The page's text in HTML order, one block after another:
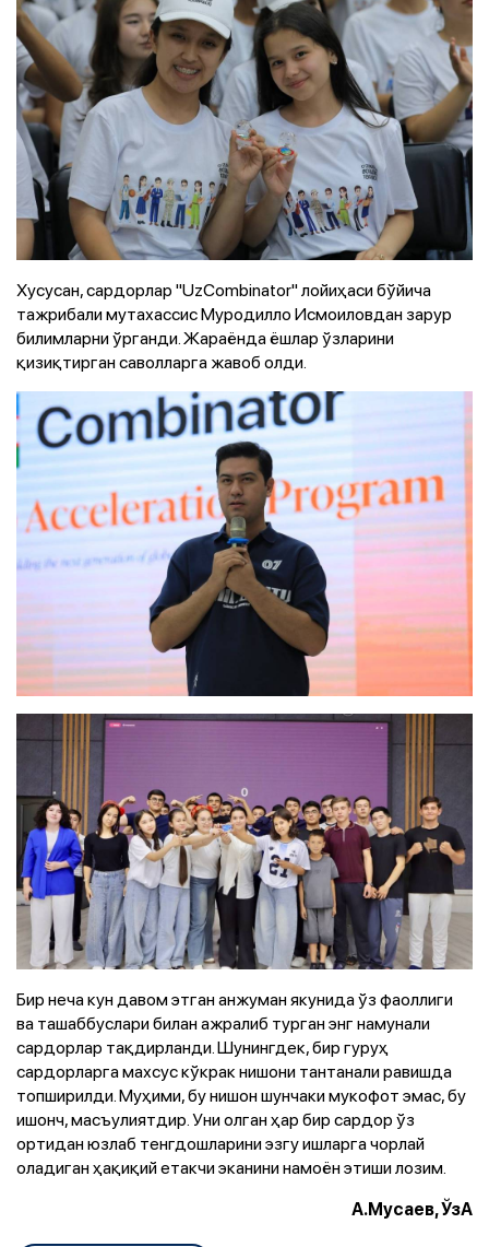
Хусусан, сардорлар "UzCombinator" лойиҳаси бўйича
тажрибали мутахассис Муродилло Исмоиловдан зарур
билимларни ўрганди. Жараёнда ёшлар ўзларини
қизиқтирган саволларга жавоб олди.
Бир неча кун давом этган анжуман якунида ўз фаоллиги
ва ташаббуслари билан ажралиб турган энг намунали
сардорлар тақдирланди. Шунингдек, бир гуруҳ
сардорларга махсус кўкрак нишони тантанали равишда
топширилди. Муҳими, бу нишон шунчаки мукофот эмас, бу
ишонч, масъулиятдир. Уни олган ҳар бир сардор ўз
ортидан юзлаб тенгдошларини эзгу ишларга чорлай
оладиган ҳақиқий етакчи эканини намоён этиши лозим.
А.Мусаев, ЎзА